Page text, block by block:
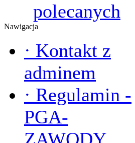
polecanych
Nawigacja
· Kontakt z
adminem
· Regulamin -
PGA-